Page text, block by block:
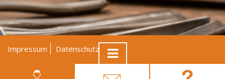
Impressum Datenschutz
AGB